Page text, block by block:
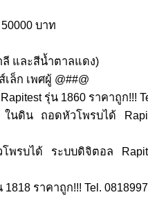
บาท
และสีน้ำตาลแดง)
ล็ก เพศผู้ @##@
รุ่น 1860 ราคาถูก!!!
นดิน ถอดหัวโพรบได้
พรบได้ ระบบดิจิตอล
1818 ราคาถูก!!! Tel.